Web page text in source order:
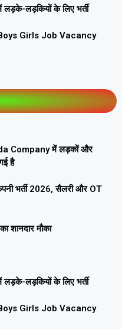
लड़कियों के लिए भर्ती
| Boys Girls Job Vacancy
Company में लड़कों और
है
भर्ती 2026, सैलरी और OT
शानदार मौका
लड़कियों के लिए भर्ती
| Boys Girls Job Vacancy